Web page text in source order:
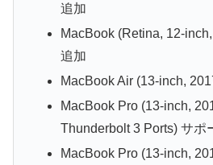
追加
MacBook (Retina, 12-
追加
MacBook Air (13-inch,
MacBook Pro (13-inch,
Thunderbolt 3 Ports) サポ
MacBook Pro (13-inch,